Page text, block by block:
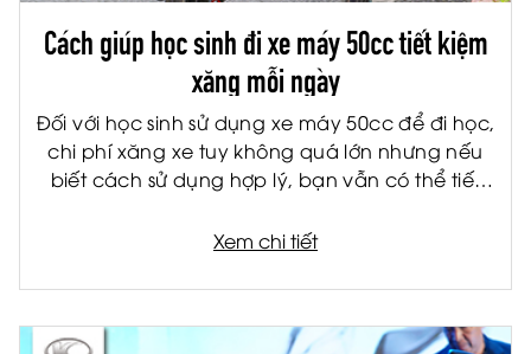
Cách giúp học sinh đi xe máy 50cc tiết kiệm
xăng mỗi ngày
Đối với học sinh sử dụng xe máy 50cc để đi học,
chi phí xăng xe tuy không quá lớn nhưng nếu
biết cách sử dụng hợp lý, bạn vẫn có thể tiết
chi phí cho gia đình, việc tiết kiệm nhiên liệu còn
hóc về lâu dài.
Xem chi tiết